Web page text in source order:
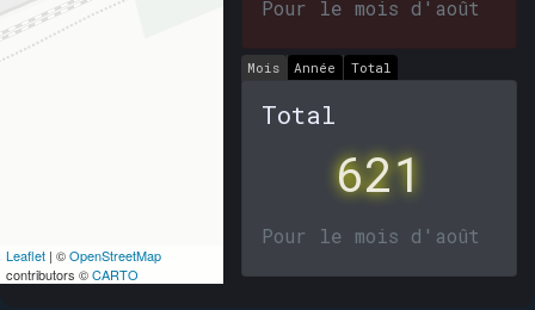
Leaflet | ©OpenStreetMap
contributors ©CARTO
Pour le mois d'août
Mois Année Total
Total
621
Pour le mois d'août